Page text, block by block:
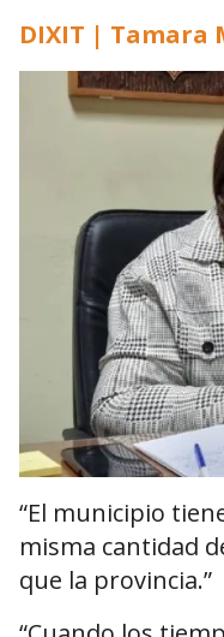
DIXIT | Tamara
“El municipio
misma cantidad
que la provincia.”